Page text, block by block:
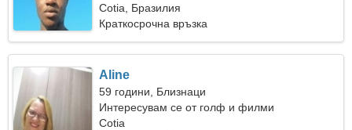
Cotia, Бразилия
Краткосрочна връзка
Aline
59 години, Близнаци
Интересувам се от голф и филми
Cotia